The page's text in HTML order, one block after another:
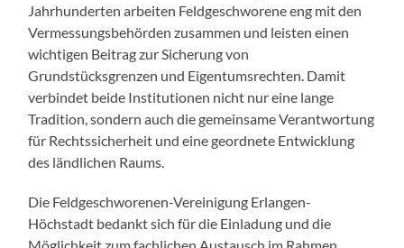
Jahrhunderten arbeiten Feldgeschworene eng mit den
Vermessungsbehörden zusammen und leisten einen
wichtigen Beitrag zur Sicherung von
Grundstücksgrenzen und Eigentumsrechten. Damit
verbindet beide Institutionen nicht nur eine lange
Tradition, sondern auch die gemeinsame Verantwortung
für Rechtssicherheit und eine geordnete Entwicklung
des ländlichen Raums.
Die Feldgeschworenen-Vereinigung Erlangen-
Höchstadt bedankt sich für die Einladung und die